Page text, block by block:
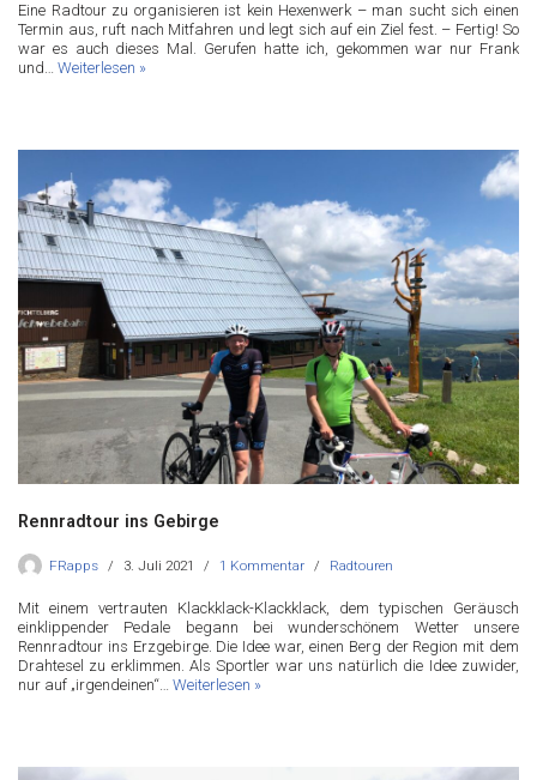
Eine Radtour zu organisieren ist kein Hexenwerk – man sucht sich einen
Termin aus, ruft nach Mitfahren und legt sich auf ein Ziel fest. – Fertig! So
war es auch dieses Mal. Gerufen hatte ich, gekommen war nur Frank
und… Weiterlesen »
Rennradtour ins Gebirge
FRapps 3. Juli 2021 1 Kommentar Radtouren
Mit einem vertrauten Klackklack-Klackklack, dem typischen Geräusch
einklippender Pedale begann bei wunderschönem Wetter unsere
Rennradtour ins Erzgebirge. Die Idee war, einen Berg der Region mit dem
Drahtesel zu erklimmen. Als Sportler war uns natürlich die Idee zuwider,
nur auf „irgendeinen“… Weiterlesen »